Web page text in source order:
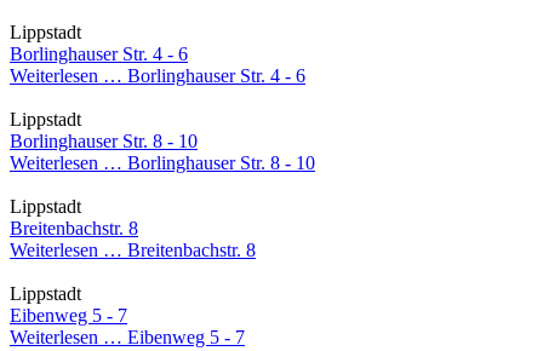
Lippstadt
Borlinghauser Str. 4 - 6
Weiterlesen … Borlinghauser Str. 4 - 6
Lippstadt
Borlinghauser Str. 8 - 10
Weiterlesen … Borlinghauser Str. 8 - 10
Lippstadt
Breitenbachstr. 8
Weiterlesen … Breitenbachstr. 8
Lippstadt
Eibenweg 5 - 7
Weiterlesen … Eibenweg 5 - 7